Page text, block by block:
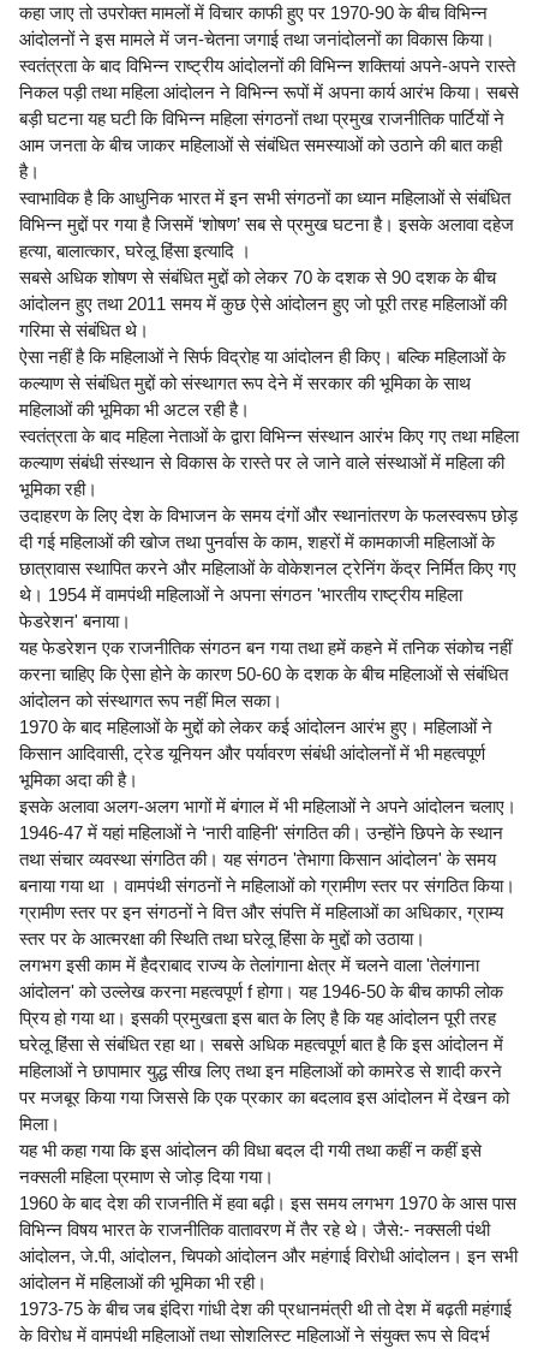
कहा जाए तो उपरोक्त मामलों में विचार काफी हुए पर 1970-90 के बीच विभिन्न
आंदोलनों ने इस मामले में जन-चेतना जगाई तथा जनांदोलनों का विकास किया।
स्वतंत्रता के बाद विभिन्न राष्ट्रीय आंदोलनों की विभिन्न शक्तियां अपने-अपने रास्ते
निकल पड़ी तथा महिला आंदोलन ने विभिन्न रूपों में अपना कार्य आरंभ किया। सबसे
बड़ी घटना यह घटी कि विभिन्न महिला संगठनों तथा प्रमुख राजनीतिक पार्टियों ने
आम जनता के बीच जाकर महिलाओं से संबंधित समस्याओं को उठाने की बात कही
है।
स्वाभाविक है कि आधुनिक भारत में इन सभी संगठनों का ध्यान महिलाओं से संबंधित
विभिन्न मुद्दों पर गया है जिसमें ‘शोषण’ सब से प्रमुख घटना है। इसके अलावा दहेज
हत्या, बालात्कार, घरेलू हिंसा इत्यादि ।
सबसे अधिक शोषण से संबंधित मुद्दों को लेकर 70 के दशक से 90 दशक के बीच
आंदोलन हुए तथा 2011 समय में कुछ ऐसे आंदोलन हुए जो पूरी तरह महिलाओं की
गरिमा से संबंधित थे।
ऐसा नहीं है कि महिलाओं ने सिर्फ विद्रोह या आंदोलन ही किए। बल्कि महिलाओं के
कल्याण से संबंधित मुद्दों को संस्थागत रूप देने में सरकार की भूमिका के साथ
महिलाओं की भूमिका भी अटल रही है।
स्वतंत्रता के बाद महिला नेताओं के द्वारा विभिन्न संस्थान आरंभ किए गए तथा महिला
कल्याण संबंधी संस्थान से विकास के रास्ते पर ले जाने वाले संस्थाओं में महिला की
भूमिका रही।
उदाहरण के लिए देश के विभाजन के समय दंगों और स्थानांतरण के फलस्वरूप छोड़
दी गई महिलाओं की खोज तथा पुनर्वास के काम, शहरों में कामकाजी महिलाओं के
छात्रावास स्थापित करने और महिलाओं के वोकेशनल ट्रेनिंग केंद्र निर्मित किए गए
थे। 1954 में वामपंथी महिलाओं ने अपना संगठन 'भारतीय राष्ट्रीय महिला
फेडरेशन' बनाया।
यह फेडरेशन एक राजनीतिक संगठन बन गया तथा हमें कहने में तनिक संकोच नहीं
करना चाहिए कि ऐसा होने के कारण 50-60 के दशक के बीच महिलाओं से संबंधित
आंदोलन को संस्थागत रूप नहीं मिल सका।
1970 के बाद महिलाओं के मुद्दों को लेकर कई आंदोलन आरंभ हुए। महिलाओं ने
किसान आदिवासी, ट्रेड यूनियन और पर्यावरण संबंधी आंदोलनों में भी महत्वपूर्ण
भूमिका अदा की है।
इसके अलावा अलग-अलग भागों में बंगाल में भी महिलाओं ने अपने आंदोलन चलाए।
1946-47 में यहां महिलाओं ने ‘नारी वाहिनी' संगठित की। उन्होंने छिपने के स्थान
तथा संचार व्यवस्था संगठित की। यह संगठन 'तेभागा किसान आंदोलन' के समय
बनाया गया था । वामपंथी संगठनों ने महिलाओं को ग्रामीण स्तर पर संगठित किया।
ग्रामीण स्तर पर इन संगठनों ने वित्त और संपत्ति में महिलाओं का अधिकार, ग्राम्य
स्तर पर के आत्मरक्षा की स्थिति तथा घरेलू हिंसा के मुद्दों को उठाया।
लगभग इसी काम में हैदराबाद राज्य के तेलांगाना क्षेत्र में चलने वाला 'तेलंगाना
आंदोलन' को उल्लेख करना महत्वपूर्ण f होगा। यह 1946-50 के बीच काफी लोक
प्रिय हो गया था। इसकी प्रमुखता इस बात के लिए है कि यह आंदोलन पूरी तरह
घरेलू हिंसा से संबंधित रहा था। सबसे अधिक महत्वपूर्ण बात है कि इस आंदोलन में
महिलाओं ने छापामार युद्ध सीख लिए तथा इन महिलाओं को कामरेड से शादी करने
पर मजबूर किया गया जिससे कि एक प्रकार का बदलाव इस आंदोलन में देखन को
मिला।
यह भी कहा गया कि इस आंदोलन की विधा बदल दी गयी तथा कहीं न कहीं इसे
नक्सली महिला प्रमाण से जोड़ दिया गया।
1960 के बाद देश की राजनीति में हवा बढ़ी। इस समय लगभग 1970 के आस पास
विभिन्न विषय भारत के राजनीतिक वातावरण में तैर रहे थे। जैसे:- नक्सली पंथी
आंदोलन, जे.पी, आंदोलन, चिपको आंदोलन और महंगाई विरोधी आंदोलन। इन सभी
आंदोलन में महिलाओं की भूमिका भी रही।
1973-75 के बीच जब इंदिरा गांधी देश की प्रधानमंत्री थी तो देश में बढ़ती महंगाई
के विरोध में वामपंथी महिलाओं तथा सोशलिस्ट महिलाओं ने संयुक्त रूप से विदर्भ